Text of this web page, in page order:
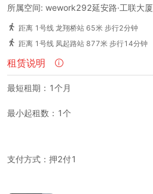
所属空间: wework292延安路·工联大厦
距离 1号线 龙翔桥站 65米 步行2分钟
距离 1号线 凤起路站 877米 步行14分钟
租赁说明
最短租期：1个月
最小起租数：1个
支付方式：押2付1